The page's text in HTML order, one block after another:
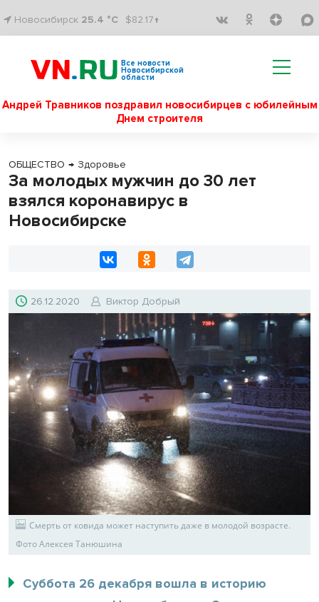
Новосибирск 25.4 °C $82.17↑
Все новости
Новосибирской
области
Андрей Травников поздравил новосибирцев с юбилейным
Днем строителя
ОБЩЕСТВО → Здоровье
За молодых мужчин до 30 лет
взялся коронавирус в
Новосибирске
26.12.2020 Виктор Добрый
Смерть от ковида может наступить даже в молодой возрасте.
Фото Алексея Танюшина
Суббота 26 декабря вошла в историю